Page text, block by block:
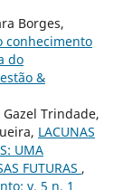
Borges,
conhecimento
do
&
Trindade,
LACUNAS
UMA
FUTURAS ,
v. 5 n. 1